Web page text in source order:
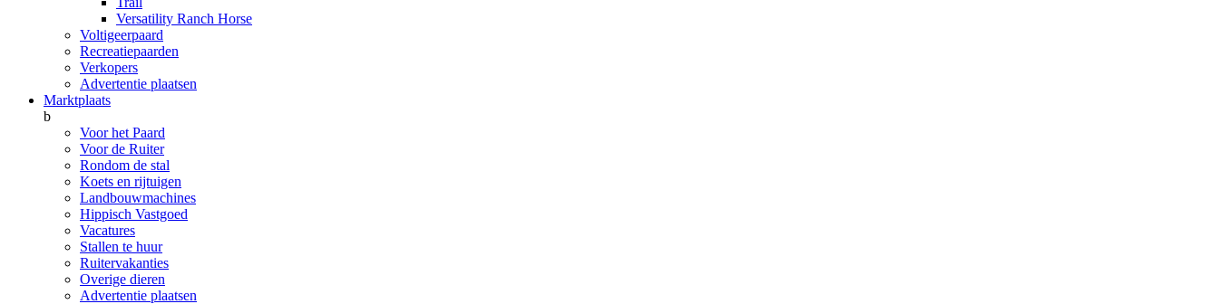
Versatility Ranch Horse
Voltigeerpaard
Recreatiepaarden
Verkopers
Advertentie plaatsen
Marktplaats
b
Voor het Paard
Voor de Ruiter
Rondom de stal
Koets en rijtuigen
Landbouwmachines
Hippisch Vastgoed
Vacatures
Stallen te huur
Ruitervakanties
Overige dieren
Advertentie plaatsen